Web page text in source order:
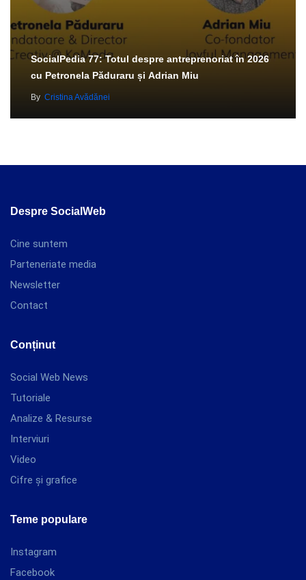
SocialPedia 77: Totul despre antreprenoriat în 2026
cu Petronela Păduraru și Adrian Miu
By Cristina Avădănei
Despre SocialWeb
Cine suntem
Parteneriate media
Newsletter
Contact
Conținut
Social Web News
Tutoriale
Analize & Resurse
Interviuri
Video
Cifre și grafice
Teme populare
Instagram
Facebook